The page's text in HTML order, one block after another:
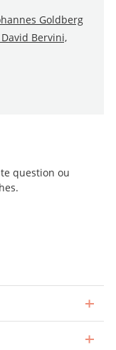
Goldberg
Bervini,
question ou